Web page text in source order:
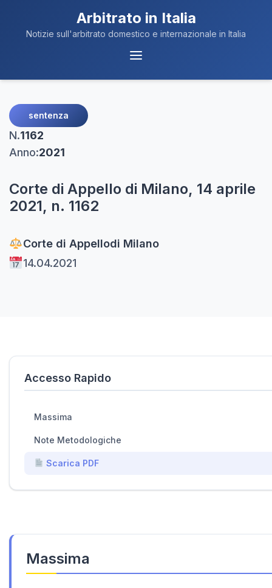
Arbitrato in Italia
Notizie sull'arbitrato domestico e internazionale in Italia
Menu
sentenza
N.1162
Anno:2021
Corte di Appello di Milano, 14 aprile
2021, n. 1162
Corte di Appellodi Milano
14.04.2021
Massima
Accesso Rapido
Massima
Note Metodologiche
Scarica PDF